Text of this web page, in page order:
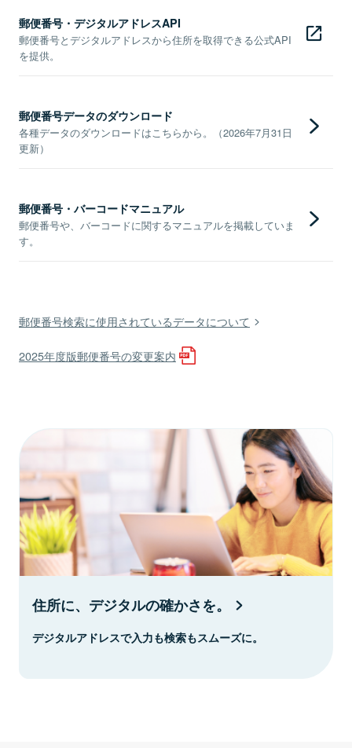
郵便番号・デジタルアドレスAPI
郵便番号とデジタルアドレスから住所を取得できる公式API
を提供。
郵便番号データのダウンロード
各種データのダウンロードはこちらから。（2026年7月31日
更新）
郵便番号・バーコードマニュアル
郵便番号や、バーコードに関するマニュアルを掲載していま
す。
郵便番号検索に使用されているデータについて
2025年度版郵便番号の変更案内
住所に、デジタルの確かさを。
デジタルアドレスで入力も検索もスムーズに。